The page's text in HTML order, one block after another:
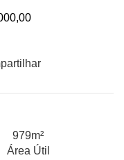
979m²
Área Útil